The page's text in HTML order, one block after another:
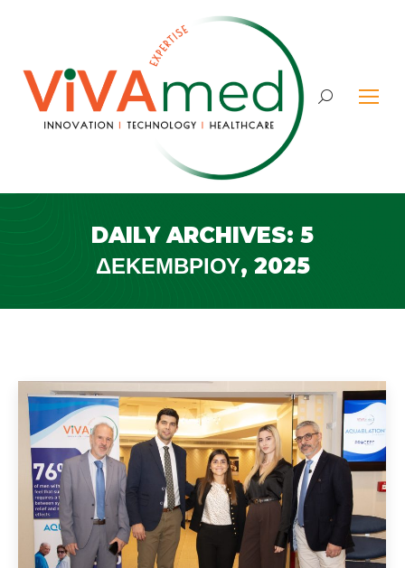
Search:
DAILY ARCHIVES: 5
ΔΕΚΕΜΒΡΊΟΥ, 2025